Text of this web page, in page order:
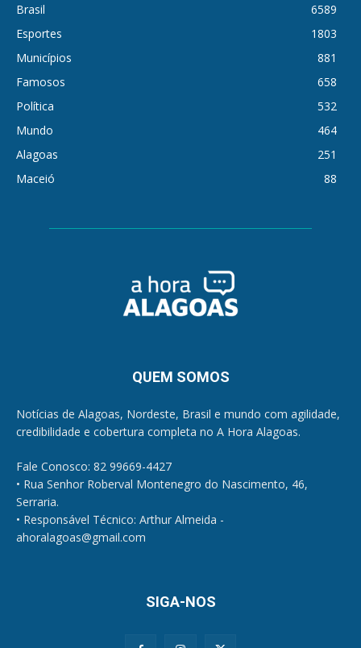
Brasil
6589
Esportes
1803
Municípios
881
Famosos
658
Política
532
Mundo
464
Alagoas
251
Maceió
88
QUEM SOMOS
Notícias de Alagoas, Nordeste, Brasil e mundo com agilidade,
credibilidade e cobertura completa no A Hora Alagoas.
Fale Conosco: 82 99669-4427
• Rua Senhor Roberval Montenegro do Nascimento, 46,
Serraria.
• Responsável Técnico: Arthur Almeida -
ahoralagoas@gmail.com
SIGA-NOS